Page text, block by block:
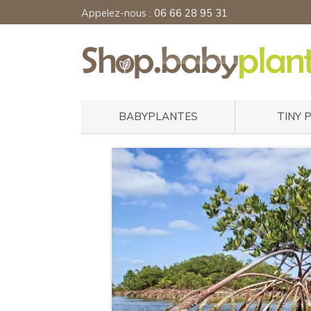
Appelez-nous : 06 66 28 95 31
BABYPLANTES TINY